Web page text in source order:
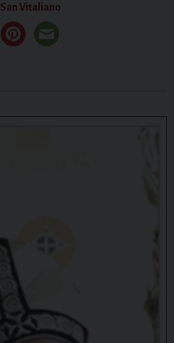
San Vitaliano